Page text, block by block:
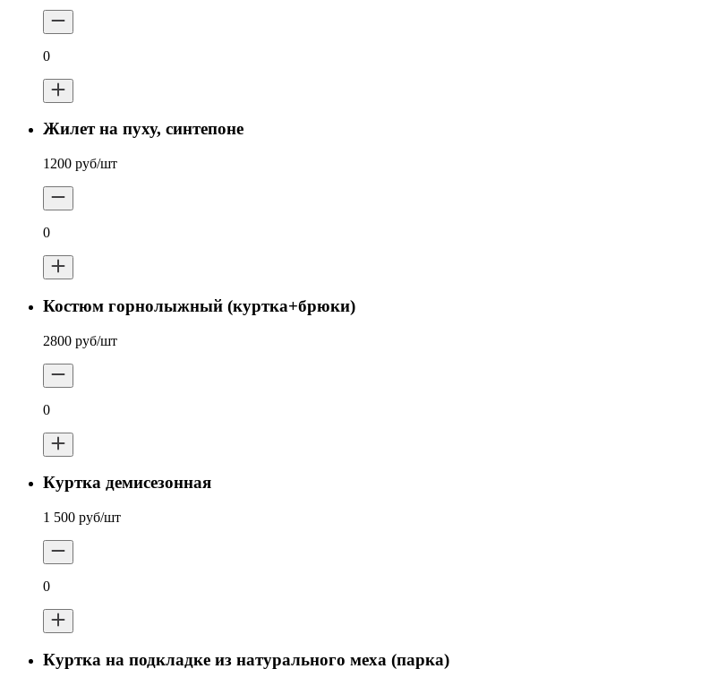
0
Жилет на пуху, синтепоне
1200 руб/шт
0
Костюм горнолыжный (куртка+брюки)
2800 руб/шт
0
Куртка демисезонная
1 500 руб/шт
0
Куртка на подкладке из натурального меха (парка)